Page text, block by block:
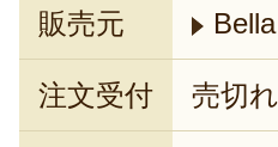
販売元
注文受付 売切れ